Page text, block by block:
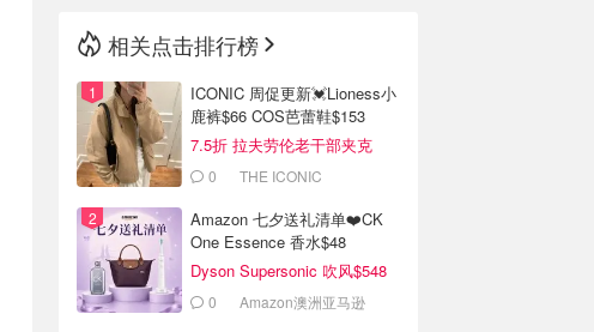
相关点击排行榜
ICONIC 周促更新💓Lioness小
鹿裤$66 COS芭蕾鞋$153
7.5折 拉夫劳伦老干部夹克
$4190 THE ICONIC
Amazon 七夕送礼清单❤️CK
One Essence 香水$48
Dyson Supersonic 吹风$548
0 Amazon澳洲亚马逊